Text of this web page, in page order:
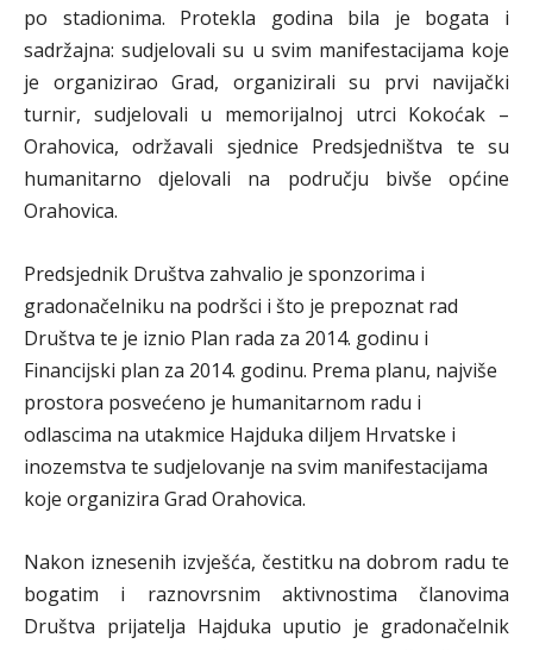
po stadionima. Protekla godina bila je bogata i
sadržajna: sudjelovali su u svim manifestacijama koje
je organizirao Grad, organizirali su prvi navijački
turnir, sudjelovali u memorijalnoj utrci Kokoćak –
Orahovica, održavali sjednice Predsjedništva te su
humanitarno djelovali na području bivše općine
Orahovica.
Predsjednik Društva zahvalio je sponzorima i
gradonačelniku na podršci i što je prepoznat rad
Društva te je iznio Plan rada za 2014. godinu i
Financijski plan za 2014. godinu. Prema planu, najviše
prostora posvećeno je humanitarnom radu i
odlascima na utakmice Hajduka diljem Hrvatske i
inozemstva te sudjelovanje na svim manifestacijama
koje organizira Grad Orahovica.
Nakon iznesenih izvješća, čestitku na dobrom radu te
bogatim i raznovrsnim aktivnostima članovima
Društva prijatelja Hajduka uputio je gradonačelnik